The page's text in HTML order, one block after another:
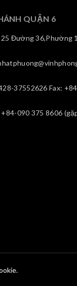
QUẬN 6
Đường 36,Phường
37552626 Fax:
090 375 8606